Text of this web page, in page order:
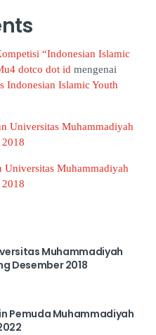
“Indonesian Islamic
dotco dot id mengenai
Indonesian Islamic Youth
Universitas Muhammadiyah
Universitas Muhammadiyah
Muhammadiyah
Desember 2018
Pemuda Muhammadiyah